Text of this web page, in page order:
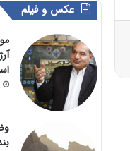
عکس و فیلم